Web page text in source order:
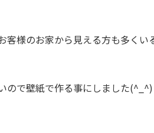
客様のお家から見える方も多くい
ので壁紙で作る事にしました(^_^)